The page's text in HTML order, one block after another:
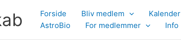
Forside Bliv medlem Kalender
AstroBio
For medlemmer Info